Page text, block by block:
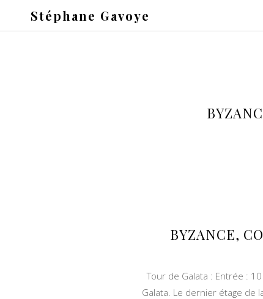
Stéphane Gavoye
BYZANCE,
Tour de Galata : Entrée :
Galata. Le dernier étage de